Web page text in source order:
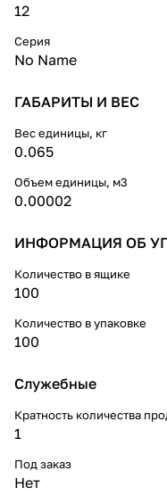
12
Серия
No Name
ГАБАРИТЫ И ВЕС
Вес единицы, кг
0.065
Объем единицы, м3
0.00002
ИНФОРМАЦИЯ ОБ
Количество в ящике
100
Количество в упаковке
100
Служебные
Кратность количества
1
Под заказ
Нет